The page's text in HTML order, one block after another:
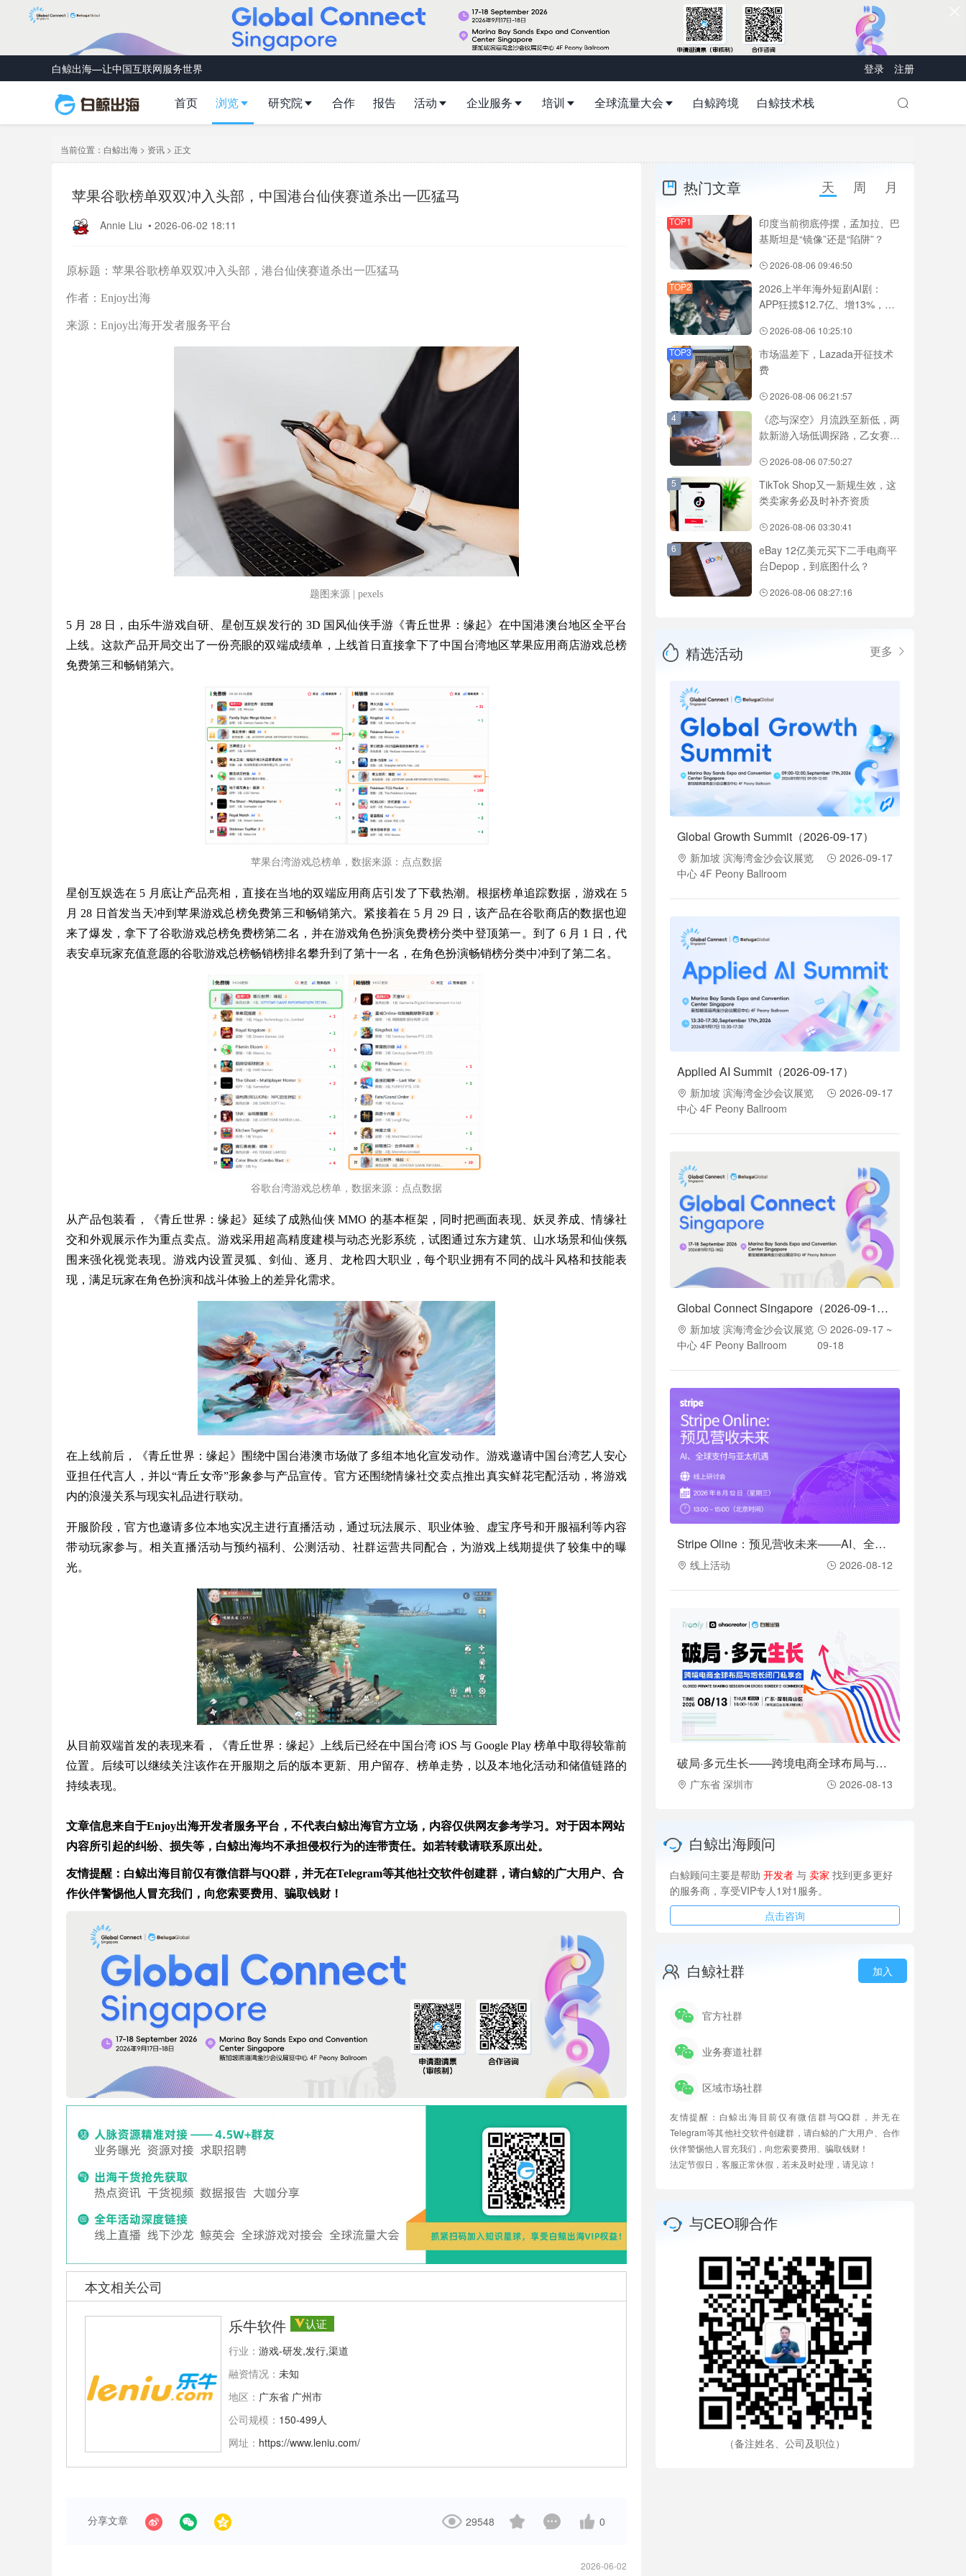
白鲸出海—让中国互联网服务世界 登录 注册
首页 浏览 研究院 合作 报告 活动 企业服务 培训 全球流量大会 白鲸跨境 白鲸技术栈
当前位置： 白鲸出海 > 资讯 > 正文
苹果谷歌榜单双双冲入头部，中国港台仙侠赛道杀出一匹猛马
Annie Liu • 2026-06-02 18:11
原标题：苹果谷歌榜单双双冲入头部，港台仙侠赛道杀出一匹猛马
作者：Enjoy出海
来源：Enjoy出海开发者服务平台
题图来源 | pexels
5 月 28 日，由乐牛游戏自研、星创互娱发行的 3D 国风仙侠手游《青丘世界：缘起》在中国港澳台地区全平台
上线。这款产品开局交出了一份亮眼的双端成绩单，上线首日直接拿下了中国台湾地区苹果应用商店游戏总榜
免费第三和畅销第六。
苹果台湾游戏总榜单，数据来源：点点数据
星创互娱选在 5 月底让产品亮相，直接在当地的双端应用商店引发了下载热潮。根据榜单追踪数据，游戏在 5
月 28 日首发当天冲到苹果游戏总榜免费第三和畅销第六。紧接着在 5 月 29 日，该产品在谷歌商店的数据也迎
来了爆发，拿下了谷歌游戏总榜免费榜第二名，并在游戏角色扮演免费榜分类中登顶第一。到了 6 月 1 日，代
表安卓玩家充值意愿的谷歌游戏总榜畅销榜排名攀升到了第十一名，在角色扮演畅销榜分类中冲到了第二名。
谷歌台湾游戏总榜单，数据来源：点点数据
从产品包装看，《青丘世界：缘起》延续了成熟仙侠 MMO 的基本框架，同时把画面表现、妖灵养成、情缘社
交和外观展示作为重点卖点。游戏采用超高精度建模与动态光影系统，试图通过东方建筑、山水场景和仙侠氛
围来强化视觉表现。游戏内设置灵狐、剑仙、逐月、龙枪四大职业，每个职业拥有不同的战斗风格和技能表
现，满足玩家在角色扮演和战斗体验上的差异化需求。
在上线前后，《青丘世界：缘起》围绕中国台港澳市场做了多组本地化宣发动作。游戏邀请中国台湾艺人安心
亚担任代言人，并以“青丘女帝”形象参与产品宣传。官方还围绕情缘社交卖点推出真实鲜花宅配活动，将游戏
内的浪漫关系与现实礼品进行联动。
开服阶段，官方也邀请多位本地实况主进行直播活动，通过玩法展示、职业体验、虚宝序号和开服福利等内容
带动玩家参与。相关直播活动与预约福利、公测活动、社群运营共同配合，为游戏上线期提供了较集中的曝
光。
从目前双端首发的表现来看，《青丘世界：缘起》上线后已经在中国台湾 iOS 与 Google Play 榜单中取得较靠前
位置。后续可以继续关注该作在开服期之后的版本更新、用户留存、榜单走势，以及本地化活动和储值链路的
持续表现。
文章信息来自于Enjoy出海开发者服务平台，不代表白鲸出海官方立场，内容仅供网友参考学习。对于因本网站
内容所引起的纠纷、损失等，白鲸出海均不承担侵权行为的连带责任。如若转载请联系原出处。
友情提醒：白鲸出海目前仅有微信群与QQ群，并无在Telegram等其他社交软件创建群，请白鲸的广大用户、合
作伙伴警惕他人冒充我们，向您索要费用、骗取钱财！
本文相关公司
乐牛软件 认证
行业： 游戏-研发,发行,渠道
融资情况： 未知
地区： 广东省 广州市
公司规模： 150-499人
网址： https://www.leniu.com/
分享文章 29548 0
2026-06-02
热门文章 天 周 月
TOP1
印度当前彻底停摆，孟加拉、巴
基斯坦是“镜像”还是“陷阱”？
2026-08-06 09:46:50
TOP2
2026上半年海外短剧AI剧：
APP狂揽$12.7亿、增13%，
NetShort领跑
2026-08-06 10:25:10
TOP3
市场温差下，Lazada开征技术
费
2026-08-06 06:21:57
4
《恋与深空》月流跌至新低，两
款新游入场低调探路，乙女赛道
2026-08-06 07:50:27
5
TikTok Shop又一新规生效，这
类卖家务必及时补齐资质
2026-08-06 03:30:41
6
eBay 12亿美元买下二手电商平
台Depop，到底图什么？
2026-08-06 08:27:16
精选活动 更多
Global Growth Summit（2026-09-17）
新加坡 滨海湾金沙会议展览
中心 4F Peony Ballroom
2026-09-17
Applied AI Summit（2026-09-17）
新加坡 滨海湾金沙会议展览
中心 4F Peony Ballroom
2026-09-17
Global Connect Singapore（2026-09-17至2026-09-18）
新加坡 滨海湾金沙会议展览
中心 4F Peony Ballroom
2026-09-17 ~
09-18
Stripe Oline：预见营收未来——AI、全球支付与亚太机遇（2026-08-12）
线上活动 2026-08-12
破局·多元生长——跨境电商全球布局与增长闭门私享会（2026-08-13）
广东省 深圳市 2026-08-13
白鲸出海顾问
白鲸顾问主要是帮助 开发者 与 卖家 找到更多更好
的服务商，享受VIP专人1对1服务。
点击咨询
白鲸社群 加入
官方社群
业务赛道社群
区域市场社群
友情提醒：白鲸出海目前仅有微信群与QQ群，并无在
Telegram等其他社交软件创建群，请白鲸的广大用户、合作
伙伴警惕他人冒充我们，向您索要费用、骗取钱财！
法定节假日，客服正常休假，若未及时处理，请见谅！
与CEO聊合作
（备注姓名、公司及职位）